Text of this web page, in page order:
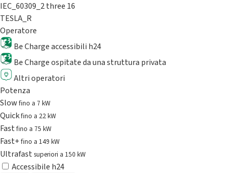
IEC_60309_2 three 16
TESLA_R
Operatore
Be Charge accessibili h24
Be Charge ospitate da una struttura privata
Altri operatori
Potenza
Slowfino a 7 kW
Quickfino a 22 kW
Fastfino a 75 kW
Fast+fino a 149 kW
Ultrafast superiori a 150 kW
Accessibile h24